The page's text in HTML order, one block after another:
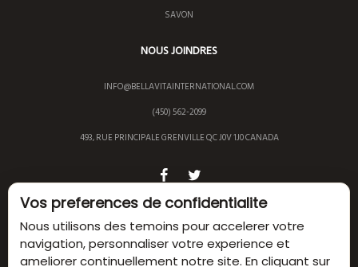
SAVON
NOUS JOINDRES
INFO@BELLAVITAINTERNATIONAL.COM
(450) 562-2099
493, RUE PRINCIPALE GRENVILLE QC J0V 1J0 CANADA
© 2023BELLAVITA INTERNATIONAL TOUS DROITS
Vos preferences de confidentialite
Nous utilisons des temoins pour accelerer votre
navigation, personnaliser votre experience et
ameliorer continuellement notre site. En cliquant sur